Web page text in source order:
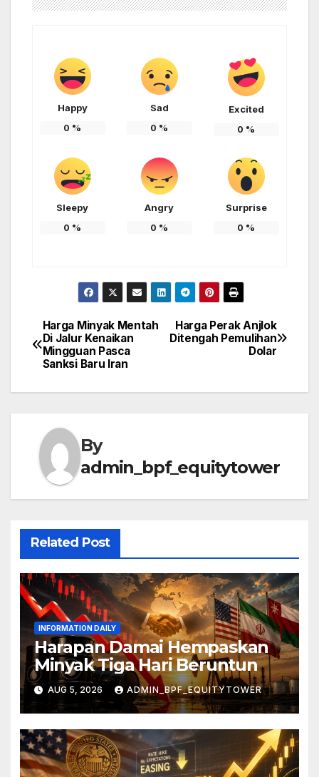
Happy
0 %
Sad
0 %
Excited
0 %
Sleepy
0 %
Angry
0 %
Surprise
0 %
Post
navigation
Harga Perak Anjlok
Ditengah Pemulihan
Dolar
Harga Minyak Mentah
Di Jalur Kenaikan
Mingguan Pasca
Sanksi Baru Iran
By
admin_bpf_equitytower
Related Post
INFORMATION DAILY
Harapan Damai Hempaskan
Minyak Tiga Hari Beruntun
AUG 5, 2026 ADMIN_BPF_EQUITYTOWER